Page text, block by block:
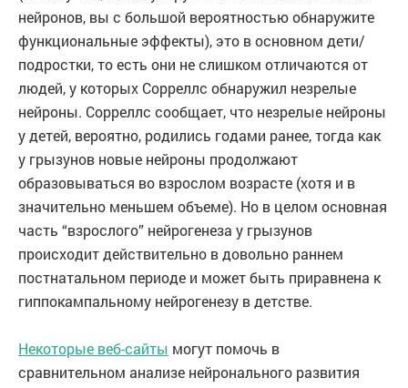
нейронов, вы с большой вероятностью обнаружите
функциональные эффекты), это в основном дети/
подростки, то есть они не слишком отличаются от
людей, у которых Сорреллс обнаружил незрелые
нейроны. Сорреллс сообщает, что незрелые нейроны
у детей, вероятно, родились годами ранее, тогда как
у грызунов новые нейроны продолжают
образовываться во взрослом возрасте (хотя и в
значительно меньшем объеме). Но в целом основная
часть “взрослого” нейрогенеза у грызунов
происходит действительно в довольно раннем
постнатальном периоде и может быть приравнена к
гиппокампальному нейрогенезу в детстве.
Некоторые веб-сайты могут помочь в
сравнительном анализе нейронального развития